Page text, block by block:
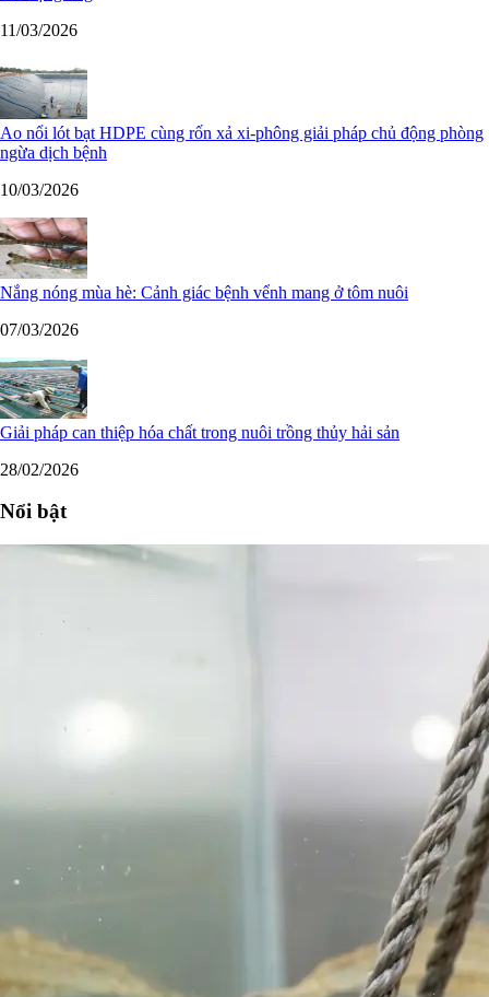
11/03/2026
Ao nổi lót bạt HDPE cùng rốn xả xi-phông giải pháp chủ động phòng
ngừa dịch bệnh
10/03/2026
Nắng nóng mùa hè: Cảnh giác bệnh vểnh mang ở tôm nuôi
07/03/2026
Giải pháp can thiệp hóa chất trong nuôi trồng thủy hải sản
28/02/2026
Nổi bật